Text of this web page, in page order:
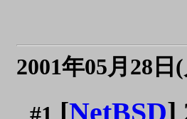
2001年05月28日
[NetBSD]